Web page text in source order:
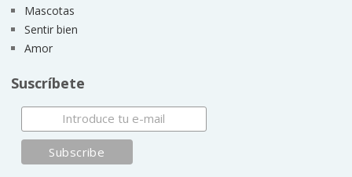
Mascotas
Sentir bien
Amor
Suscríbete